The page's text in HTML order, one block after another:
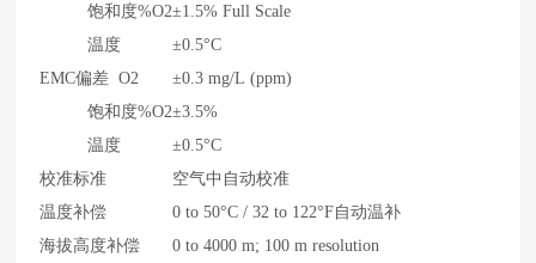
饱和度%O2
温度
±1.5% Full Scale
±0.5°C
EMC偏差 O2
饱和度%O2
温度
±0.3 mg/L (ppm)
±3.5%
±0.5°C
校准标准
空气中自动校准
温度补偿
0 to 50°C / 32 to 122°F自动温补
海拔高度补偿
0 to 4000 m; 100 m resolution